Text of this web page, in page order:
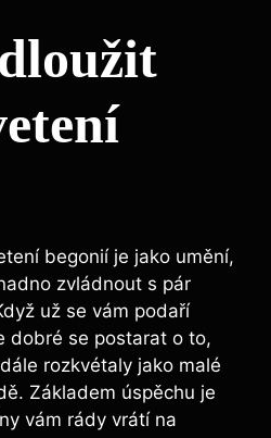
begonií je jako umění,
zvládnout s pár
už se vám podaří
dobré se postarat o to,
rozkvétaly jako malé
Základem úspěchu je
vám rády vrátí na